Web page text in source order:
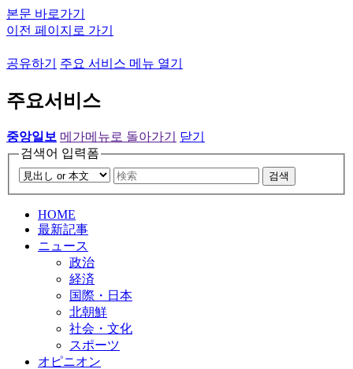
본문 바로가기
이전 페이지로 가기
공유하기 주요 서비스 메뉴 열기
주요서비스
중앙일보 메가메뉴로 돌아가기
닫기
검색어 입력폼
검색
HOME
最新記事
ニュース
政治
経済
国際・日本
北朝鮮
社会・文化
スポーツ
オピニオン